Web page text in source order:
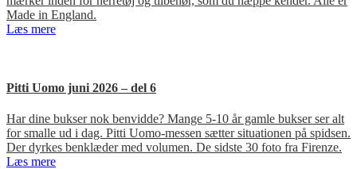
Made in England.
Læs mere
Pitti Uomo juni 2026 – del 6
Har dine bukser nok benvidde? Mange 5-10 år gamle bukser ser alt
for smalle ud i dag. Pitti Uomo-messen sætter situationen på spidsen.
Der dyrkes benklæder med volumen. De sidste 30 foto fra Firenze.
Læs mere